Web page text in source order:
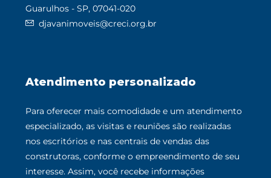
Guarulhos - SP, 07041-020
djavanimoveis@creci.org.br
Atendimento personalizado
Para oferecer mais comodidade e um atendimento
especializado, as visitas e reuniões são realizadas
nos escritórios e nas centrais de vendas das
construtoras, conforme o empreendimento de seu
interesse. Assim, você recebe informações